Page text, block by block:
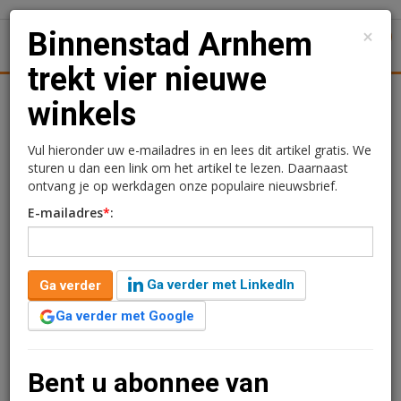
Juridisch | Fiscaal
Binnenstad Arnhem trekt
vier nieuwe winkels
De binnenstad van Arnhem kan in een korte tijd 4 nieuwe
winkels verwelkomen. Het gaat om Brew2cup, Cigköftem, Dilex
Kapsalons en De Creperie.
U kunt het artikel niet volledig lezen omdat u nog
×
Binnenstad Arnhem
trekt vier nieuwe
winkels
Vul hieronder uw e-mailadres in en lees dit artikel gratis. We
sturen u dan een link om het artikel te lezen. Daarnaast
ontvang je op werkdagen onze populaire nieuwsbrief.
E-mailadres*:
Ga verder
Ga verder met LinkedIn
Ga verder met Google
Bent u abonnee van